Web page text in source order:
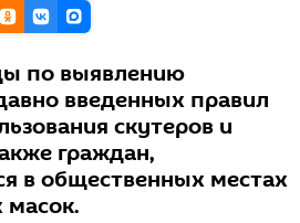
по выявлению
введенных правил
скутеров и
граждан,
в общественных местах
масок.